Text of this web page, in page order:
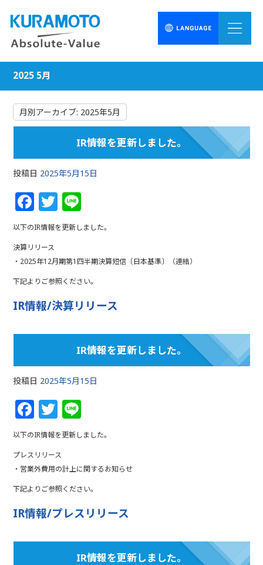
2025 5月
月別アーカイブ: 2025年5月
IR情報を更新しました。
投稿日 2025年5月15日
F
a
c
e
b
o
o
k
T
w
itt
e
r
n
e
以下のIR情報を更新しました。
決算リリース
・2025年12月期第1四半期決算短信〔日本基準〕（連結）
下記よりご参照ください。
IR情報/決算リリース
IR情報を更新しました。
投稿日 2025年5月15日
F
a
c
e
b
o
o
k
T
w
itt
e
r
n
e
以下のIR情報を更新しました。
プレスリリース
・営業外費用の計上に関するお知らせ
下記よりご参照ください。
IR情報/プレスリリース
IR情報を更新しました。